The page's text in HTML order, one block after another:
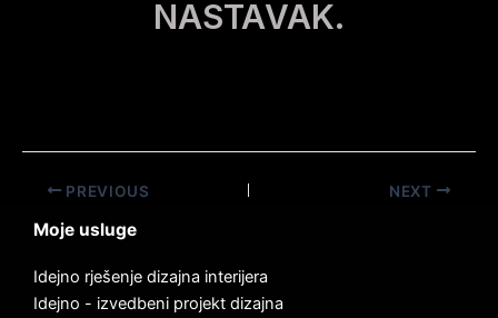
NASTAVAK.
PREVIOUS NEXT
Moje usluge
Idejno rješenje dizajna interijera
Idejno - izvedbeni projekt dizajna